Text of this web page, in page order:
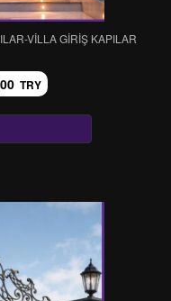
VİLLA GİRİŞ KAPILAR
TRY